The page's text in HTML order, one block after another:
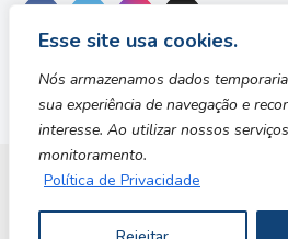
Esse site usa cookies.
Nós armazenamos dados
sua experiência de navegação e
interesse. Ao utilizar nossos
monitoramento.
Política de Privacidade